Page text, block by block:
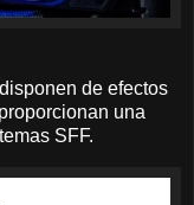
de efectos
una
SFF.